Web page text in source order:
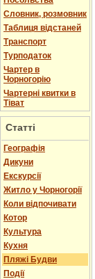
Словник, розмовник
Таблиця відстаней
Транспорт
Турподаток
Чартер в
Чорногорію
Чартерні квитки в
Тіват
Статті
Географія
Дикуни
Екскурсії
Житло у Чорногорії
Коли відпочивати
Котор
Культура
Кухня
Пляжі Будви
Події